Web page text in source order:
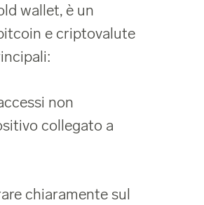
wallet, è un
e criptovalute
non
collegato a
chiaramente sul